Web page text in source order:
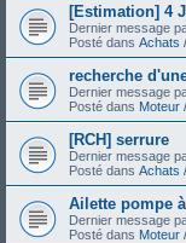
[Estimation] 4
Dernier message
Posté dans Achats
recherche
Dernier message
Posté dans Moteur
[RCH] serrure
Dernier message
Posté dans Achats
Ailette pompe
Dernier message
Posté dans Moteur